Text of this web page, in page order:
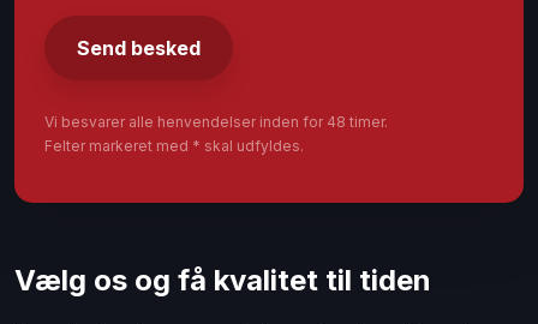
Vi besvarer alle henvendelser inden for 48 timer.
Felter markeret med * skal udfyldes.​
Vælg os og få kvalitet til tiden